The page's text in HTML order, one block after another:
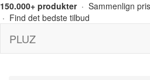
150.000+ produkter· Sammenlign
· Find det bedste tilbud
PLUZ